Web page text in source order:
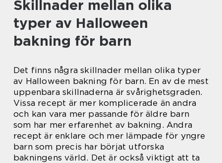
Skillnader mellan olika
typer av Halloween
bakning för barn
Det finns några skillnader mellan olika typer
av Halloween bakning för barn. En av de mest
uppenbara skillnaderna är svårighetsgraden.
Vissa recept är mer komplicerade än andra
och kan vara mer passande för äldre barn
som har mer erfarenhet av bakning. Andra
recept är enklare och mer lämpade för yngre
barn som precis har börjat utforska
bakningens värld. Det är också viktigt att ta